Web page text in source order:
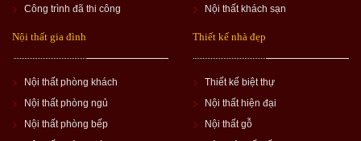
Công trình đã thi công
Nội thất khách sạn
Nội thất gia đình
Nội thất phòng khách
Nội thất phòng ngủ
Nội thất phòng bếp
Thiết kế nhà đẹp
Thiết kế biệt thự
Nội thất hiện đại
Nội thất gỗ